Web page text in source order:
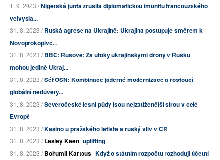
1. 9. 2023 /Nigerská junta zrušila diplomatickou imunitu francouzského
velvysla...
31. 8. 2023 /Ruská agrese na Ukrajině: Ukrajina postupuje směrem k
Novoprokopivc...
31. 8. 2023 /BBC: Rusové: Za útoky ukrajinskými drony v Rusku
mohou jedině Ukraj...
31. 8. 2023 /Šéf OSN: Kombinace jaderné modernizace a rostoucí
globální nedůvěry...
31. 8. 2023 /Severočeské lesní půdy jsou nejzatíženější sírou v celé
Evropě
31. 8. 2023 /Kasino u pražského letiště a ruský vliv v ČR
31. 8. 2023 /Lesley Keen uplifting
31. 8. 2023 /Bohumil Kartous Když o státním rozpočtu rozhodují účetní